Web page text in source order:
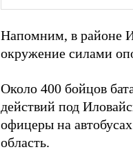
Напомним, в районе
окружение силами
Около 400 бойцов
действий под
офицеры на
область.